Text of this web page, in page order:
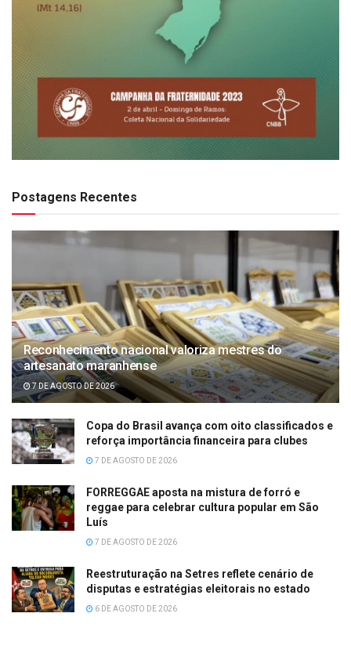
Postagens Recentes
Reconhecimento nacional valoriza mestres do
artesanato maranhense
7 DE AGOSTO DE 2026
Copa do Brasil avança com oito classificados e
reforça importância financeira para clubes
7 DE AGOSTO DE 2026
FORREGGAE aposta na mistura de forró e
reggae para celebrar cultura popular em São
Luís
7 DE AGOSTO DE 2026
Reestruturação na Setres reflete cenário de
disputas e estratégias eleitorais no estado
6 DE AGOSTO DE 2026